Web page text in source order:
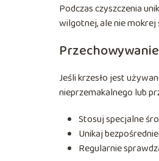
Podczas czyszczenia
wilgotnej, ale nie
Jeśli krzesło jest
nieprzemakalnego lub
Stosuj specjalne
Unikaj
Regularnie